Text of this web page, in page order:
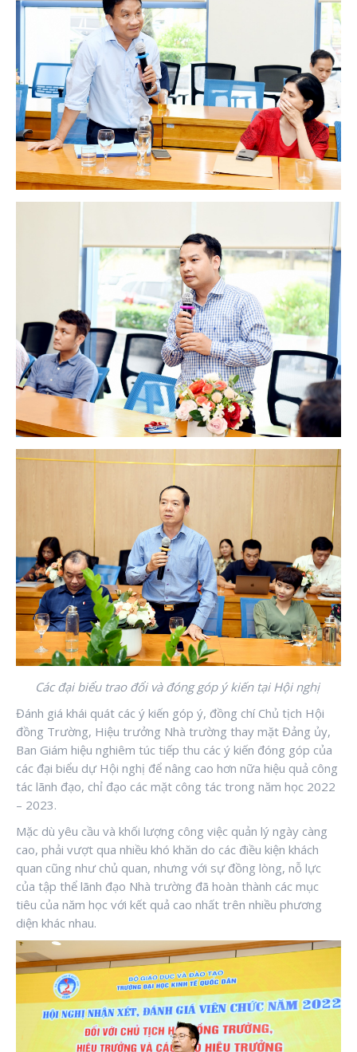
Các đại biểu trao đổi và đóng góp ý kiến tại Hội nghị
Đánh giá khái quát các ý kiến góp ý, đồng chí Chủ tịch Hội
đồng Trường, Hiệu trưởng Nhà trường thay mặt Đảng ủy,
Ban Giám hiệu nghiêm túc tiếp thu các ý kiến đóng góp của
các đại biểu dự Hội nghị để nâng cao hơn nữa hiệu quả công
tác lãnh đạo, chỉ đạo các mặt công tác trong năm học 2022
– 2023.
Mặc dù yêu cầu và khối lượng công việc quản lý ngày càng
cao, phải vượt qua nhiều khó khăn do các điều kiện khách
quan cũng như chủ quan, nhưng với sự đồng lòng, nỗ lực
của tập thể lãnh đạo Nhà trường đã hoàn thành các mục
tiêu của năm học với kết quả cao nhất trên nhiều phương
diện khác nhau.